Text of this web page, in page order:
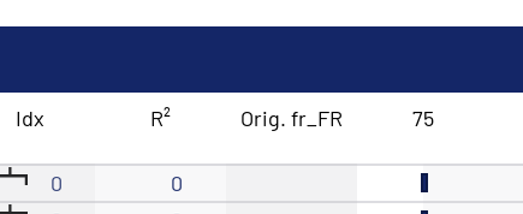
Idx R² Orig. fr_FR 75
0
0